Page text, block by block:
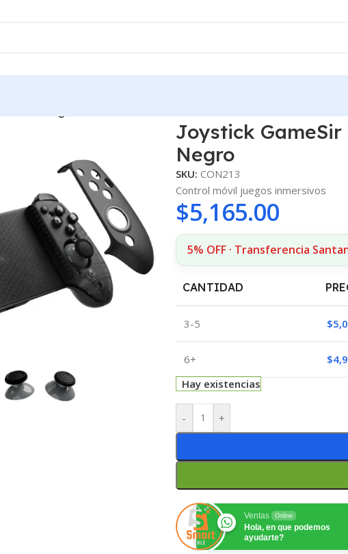
Joystick
Negro
SKU: CON213
Control móvil juegos inmersivos
$5,165.00
5% OFF · Transferencia
CANTIDAD
3-5 $
6+ $
Hay existencias
- +
Ventas Online
Hola, en que podemos
ayudarte?